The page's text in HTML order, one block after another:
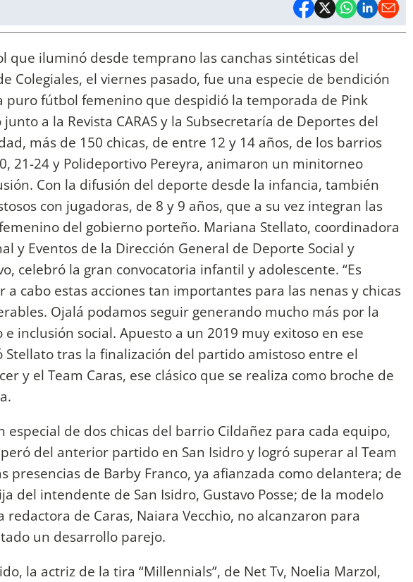
que iluminó desde temprano las canchas sintéticas del
Colegiales, el viernes pasado, fue una especie de bendición
puro fútbol femenino que despidió la temporada de Pink
junto a la Revista CARAS y la Subsecretaría de Deportes del
más de 150 chicas, de entre 12 y 14 años, de los barrios
21-24 y Polideportivo Pereyra, animaron un minitorneo
Con la difusión del deporte desde la infancia, también
con jugadoras, de 8 y 9 años, que a su vez integran las
del gobierno porteño. Mariana Stellato, coordinadora
y Eventos de la Dirección General de Deporte Social y
celebró la gran convocatoria infantil y adolescente. “Es
a cabo estas acciones tan importantes para las nenas y chicas
Ojalá podamos seguir generando mucho más por la
inclusión social. Apuesto a un 2019 muy exitoso en ese
Stellato tras la finalización del partido amistoso entre el
y el Team Caras, ese clásico que se realiza como broche de
especial de dos chicas del barrio Cildañez para cada equipo,
del anterior partido en San Isidro y logró superar al Team
presencias de Barby Franco, ya afianzada como delantera; de
del intendente de San Isidro, Gustavo Posse; de la modelo
redactora de Caras, Naiara Vecchio, no alcanzaron para
un desarrollo parejo.
la actriz de la tira “Millennials”, de Net Tv, Noelia Marzol,